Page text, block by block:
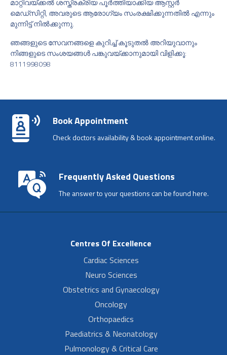
മാറ്റിവയ്ക്കൽ ശസ്ത്രക്രിയ പൂർത്തിയാക്കിയ ആസ്റ്റർ
മെഡ്‌സിറ്റി, അവരുടെ ആരോഗ്യം സംരക്ഷിക്കുന്നതിൽ എന്നും
മുന്നിട്ട് നിൽക്കുന്നു.
ഞങ്ങളുടെ സേവനങ്ങളെ കുറിച്ച് കൂടുതൽ അറിയുവാനും
നിങ്ങളുടെ സംശയങ്ങൾ പങ്കുവയ്ക്കാനുമായി വിളിക്കൂ:
8111998098
Book Appointment
Check doctors availability & book appointment online.
Frequently Asked Questions
The answer to your questions can be found here.
Centres Of Excellence
Cardiac Sciences
Neuro Sciences
Obstetrics and Gynaecology
Oncology
Orthopaedics
Paediatrics & Neonatology
Pulmonology & Critical Care